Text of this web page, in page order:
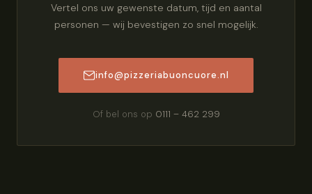
Vertel ons uw gewenste datum, tijd en aantal
personen — wij bevestigen zo snel mogelijk.
info@pizzeriabuoncuore.nl
Of bel ons op 0111 – 462 299